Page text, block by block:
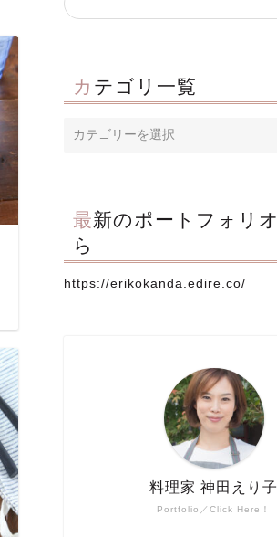
カテゴリ一覧
最新のポートフォリオはこち
ら
https://erikokanda.edire.co/
Portfolio／Click Here！
料理家 神田えり子